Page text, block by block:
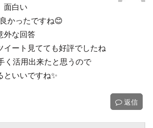
面白い
かったですね😊
外な回答
イート見てても好評でしたね
く活用出来たと思うので
いいですね✨
返信